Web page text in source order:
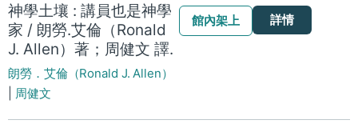
神學土壤 : 講員也是神學
家 / 朗勞.艾倫（Ronald
J. Allen）著；周健文 譯.
朗勞．艾倫（Ronald J. Allen）
周健文
館內架上 詳情